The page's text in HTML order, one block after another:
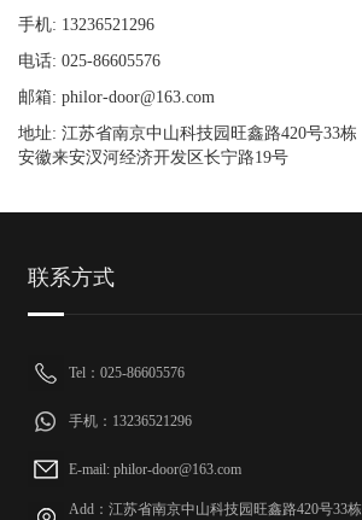
手机: 13236521296
电话: 025-86605576
邮箱: philor-door@163.com
地址: 江苏省南京中山科技园旺鑫路420号33栋
安徽来安汊河经济开发区长宁路19号
联系方式
Tel：025-86605576
手机：13236521296
E-mail: philor-door@163.com
Add：江苏省南京中山科技园旺鑫路420号33栋